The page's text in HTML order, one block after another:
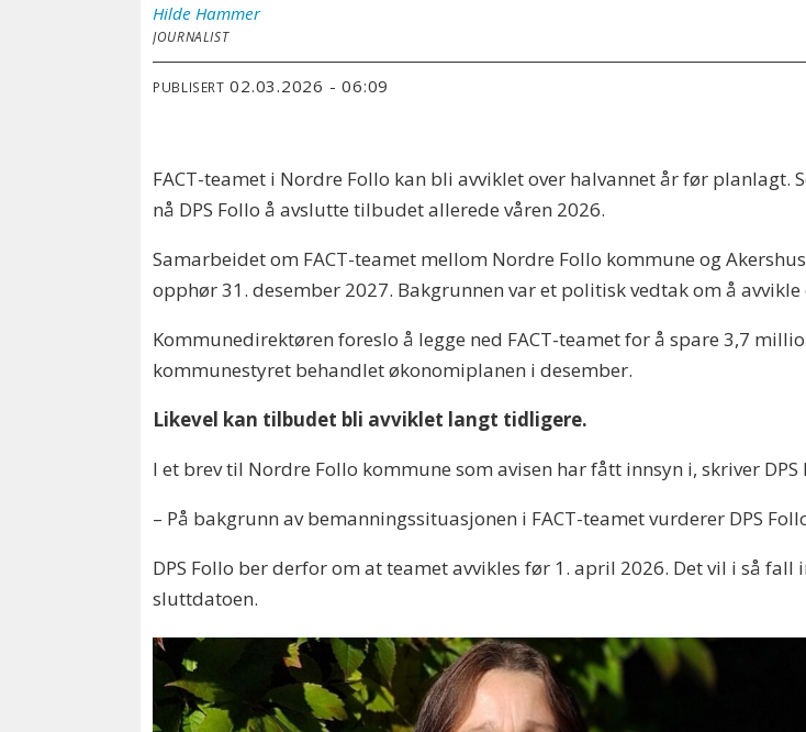
Hilde Hammer
JOURNALIST
PUBLISERT 02.03.2026 - 06:09
FACT-teamet i Nordre Follo kan bli avviklet over halvannet år før
nå DPS Follo å avslutte tilbudet allerede våren 2026.
Samarbeidet om FACT-teamet mellom Nordre Follo kommune og
opphør 31. desember 2027. Bakgrunnen var et politisk vedtak om å
Kommunedirektøren foreslo å legge ned FACT-teamet for å spare 3,7
kommunestyret behandlet økonomiplanen i desember.
Likevel kan tilbudet bli avviklet langt tidligere.
I et brev til Nordre Follo kommune som avisen har fått innsyn i, skriver DPS
– På bakgrunn av bemanningssituasjonen i FACT-teamet vurderer DPS
DPS Follo ber derfor om at teamet avvikles før 1. april 2026. Det vil i så
sluttdatoen.